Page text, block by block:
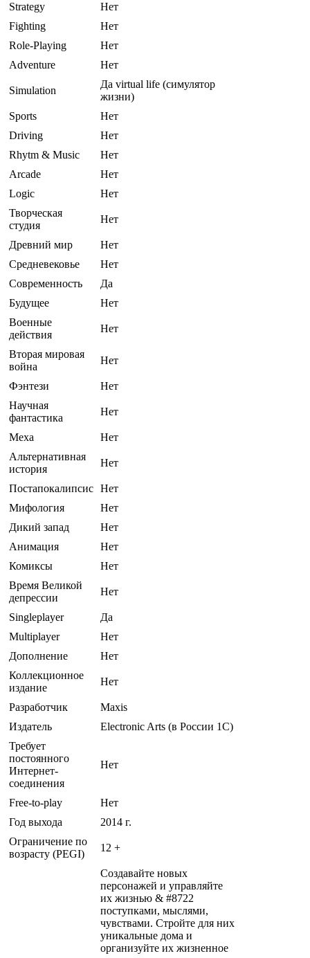
Strategy
Нет
Fighting
Нет
Role-Playing
Нет
Adventure
Нет
Simulation
Да virtual life (симулятор
жизни)
Sports
Нет
Driving
Нет
Rhytm & Music
Нет
Arcade
Нет
Logic
Нет
Творческая
студия
Нет
Древний мир
Нет
Средневековье
Нет
Современность
Да
Будущее
Нет
Военные
действия
Нет
Вторая мировая
война
Нет
Фэнтези
Нет
Научная
фантастика
Нет
Меха
Нет
Альтернативная
история
Нет
Постапокалипсис Нет
Мифология
Нет
Дикий запад
Нет
Анимация
Нет
Комиксы
Нет
Время Великой
депрессии
Нет
Singleplayer
Да
Multiplayer
Нет
Дополнение
Нет
Коллекционное
издание
Нет
Разработчик
Maxis
Издатель
Electronic Arts (в России 1C)
Требует
постоянного
Интернет-
соединения
Нет
Free-to-play
Нет
Год выхода
2014 г.
Ограничение по
возрасту (PEGI)
12 +
Создавайте новых
персонажей и управляйте
их жизнью & #8722
поступками, мыслями,
чувствами. Стройте для них
уникальные дома и
организуйте их жизненное